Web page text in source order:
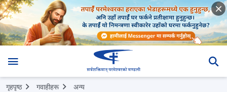
गृहपृष्ठ गवाहीहरू अन्य